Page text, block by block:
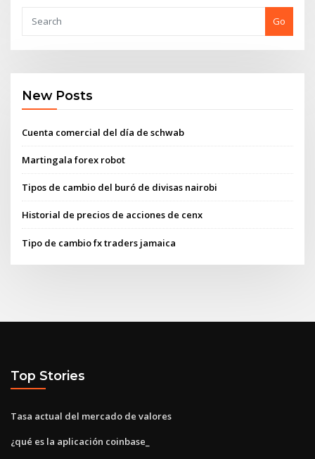
Go
New Posts
Cuenta comercial del día de schwab
Martingala forex robot
Tipos de cambio del buró de divisas nairobi
Historial de precios de acciones de cenx
Tipo de cambio fx traders jamaica
Top Stories
Tasa actual del mercado de valores
¿qué es la aplicación coinbase_